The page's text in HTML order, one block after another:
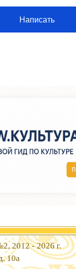
Написать
2012 - 2026 г.
10а